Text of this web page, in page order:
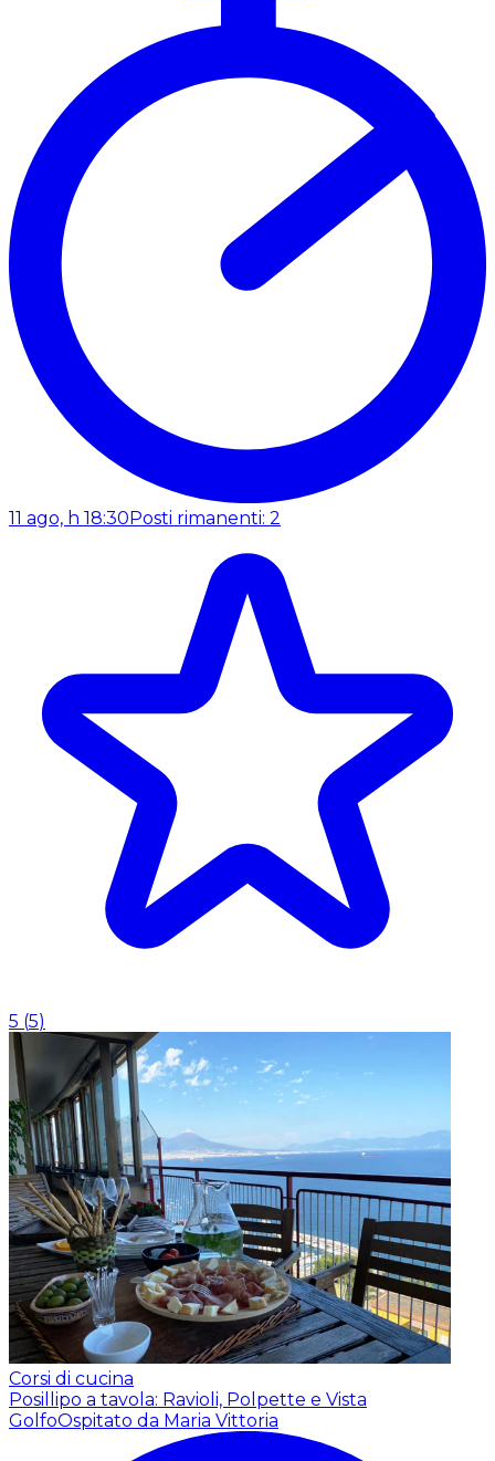
11 ago, h 18:30Posti rimanenti: 2
5 (5)
Corsi di cucina
Posillipo a tavola: Ravioli, Polpette e Vista
GolfoOspitato da Maria Vittoria